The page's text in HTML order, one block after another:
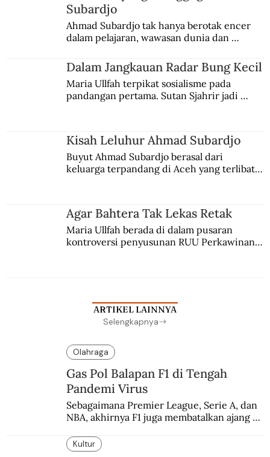
Kritik Soe Hok Gie kepada Rektor UI
Subardjo
Ahmad Subardjo tak hanya berotak encer
dalam pelajaran, wawasan dunia dan
Jules Verne, Multatuli, hingga Sun Yat-sen.
Dalam Jangkauan Radar Bung Kecil
Maria Ullfah terpikat sosialisme pada
pandangan pertama. Sutan Sjahrir jadi
Kisah Leluhur Ahmad Subardjo
Buyut Ahmad Subardjo berasal dari
keluarga terpandang di Aceh yang terlibat
Agar Bahtera Tak Lekas Retak
Maria Ullfah berada di dalam pusaran
kontroversi penyusunan RUU Perkawinan.
ARTIKEL LAINNYA
Selengkapnya
Olahraga
Gas Pol Balapan F1 di Tengah
Pandemi Virus
Sebagaimana Premier League, Serie A, dan
NBA, akhirnya F1 juga membatalkan ajang
enam dekade lampau.
Kultur